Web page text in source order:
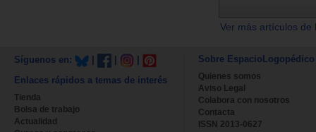
Ver más artículos
Síguenos en:
Enlaces rápidos a temas de interés
Tienda
Bolsa de trabajo
Actualidad
Sobre EspacioLogopédico
Quienes somos
Aviso Legal
Colabora con nosotros
Contacta
ISSN 2013-0627